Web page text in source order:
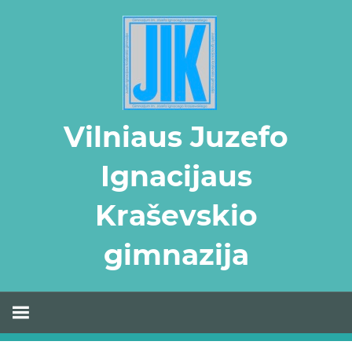
Vilniaus Juzefo
Ignacijaus
Kraševskio
gimnazija